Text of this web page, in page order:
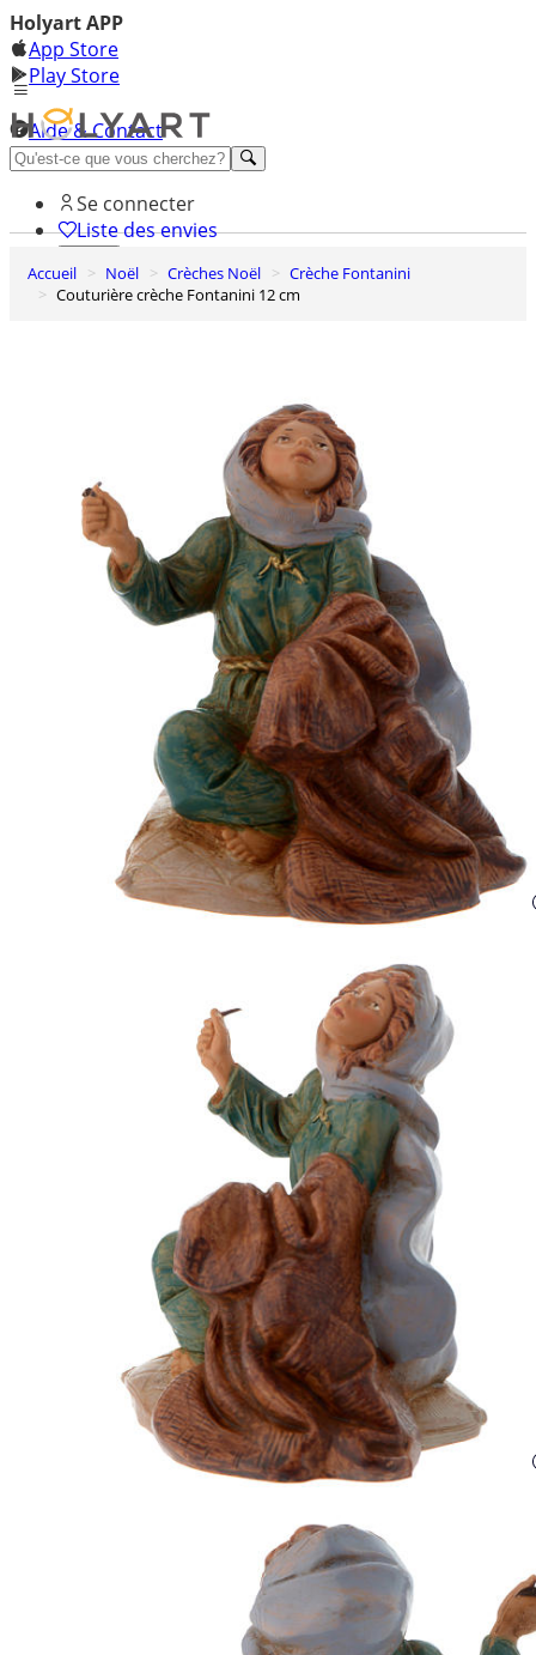
Holyart APP
App Store
Play Store
Aide & Contact
Découvrez Premium
Se connecter
Liste des envies
0
Panier
Accueil Noël Crèches Noël
Crèche Fontanini
Couturière crèche Fontanini 12 cm